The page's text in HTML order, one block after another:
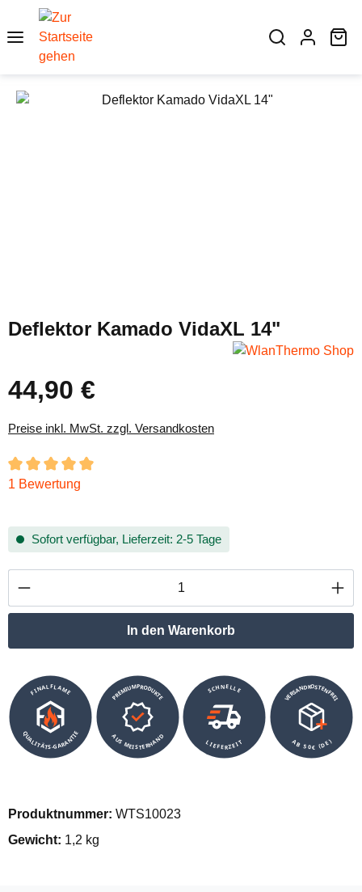
Zum Hauptinhalt springen
Bildergalerie überspringen
Deflektor Kamado VidaXL 14"
Regulärer Preis:
44,90 €
Preise inkl. MwSt. zzgl. Versandkosten
Durchschnittliche Bewertung von 5 von 5 Sternen
1 Bewertung
Sofort verfügbar, Lieferzeit: 2-5 Tage
Produkt Anzahl: Gib den gewünschten
In den Warenkorb
FINALFLAME
QUALITÄTS-GARANTIE
PREMIUMPRODUKTE
AUS MEISTERHAND
SCHNELLE
LIEFERZEIT
VERSANDKOSTENFREI
AB 50€ (DE)
Produktnummer: WTS10023
Gewicht: 1,2 kg